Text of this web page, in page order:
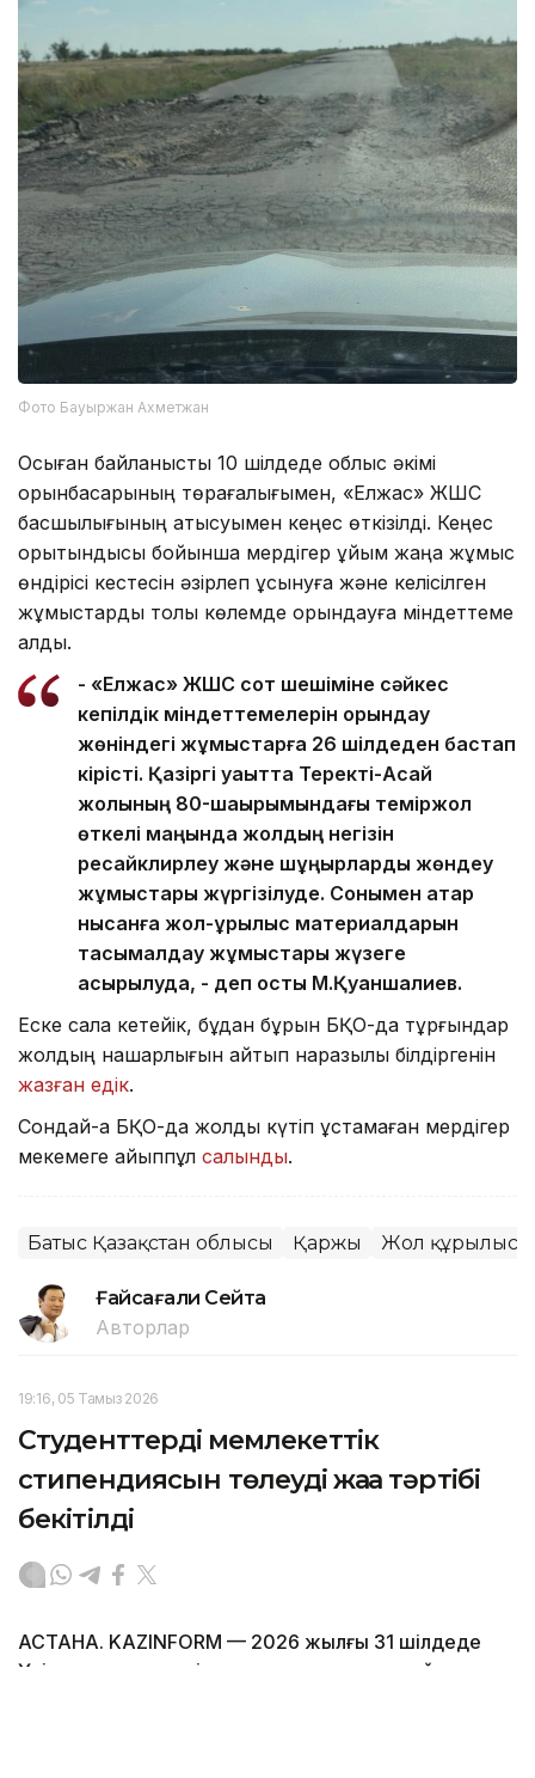
Фото Бауыржан Ахметжан
Осыған байланысты 10 шілдеде облыс әкімі
орынбасарының төрағалығымен, «Елжас» ЖШС
басшылығының қатысуымен кеңес өткізілді. Кеңес
қорытындысы бойынша мердігер ұйым жаңа жұмыс
өндірісі кестесін әзірлеп ұсынуға және келісілген
жұмыстарды толық көлемде орындауға міндеттеме
алды.
- «Елжас» ЖШС сот шешіміне сәйкес
кепілдік міндеттемелерін орындау
жөніндегі жұмыстарға 26 шілдеден бастап
кірісті. Қазіргі уақытта Теректі-Ақсай
жолының 80-шақырымындағы теміржол
өткелі маңында жолдың негізін
ресайклирлеу және шұңқырларды жөндеу
жұмыстары жүргізілуде. Сонымен қатар
нысанға жол-құрылыс материалдарын
тасымалдау жұмыстары жүзеге
асырылуда, - деп қосты М.Қуаншалиев.
Еске сала кетейік, бұдан бұрын БҚО-да тұрғындар
жолдың нашарлығын айтып наразылық білдіргенін
жазған едік.
Сондай-ақ БҚО-да жолды күтіп ұстамаған мердігер
мекемеге айыппұл салынды.
Батыс Қазақстан облысы Қаржы Жол құрылысы
Ғайсағали Сейтақ
Авторлар
19:16, 05 Тамыз 2026
Студенттердің мемлекеттік
стипендиясын төлеудің жаңа тәртібі
бекітілді
АСТАНА. KAZINFORM — 2026 жылғы 31 шілдеде
Үкімет мемлекеттік стипендияларды тағайындау,